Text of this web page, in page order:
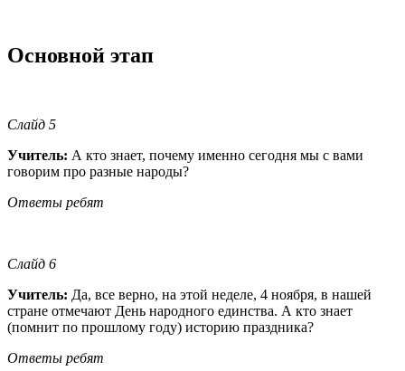
Основной этап
Слайд 5
Учитель: А кто знает, почему именно сегодня мы с вами
говорим про разные народы?
Ответы ребят
Слайд 6
Учитель: Да, все верно, на этой неделе, 4 ноября, в нашей
стране отмечают День народного единства. А кто знает
(помнит по прошлому году) историю праздника?
Ответы ребят